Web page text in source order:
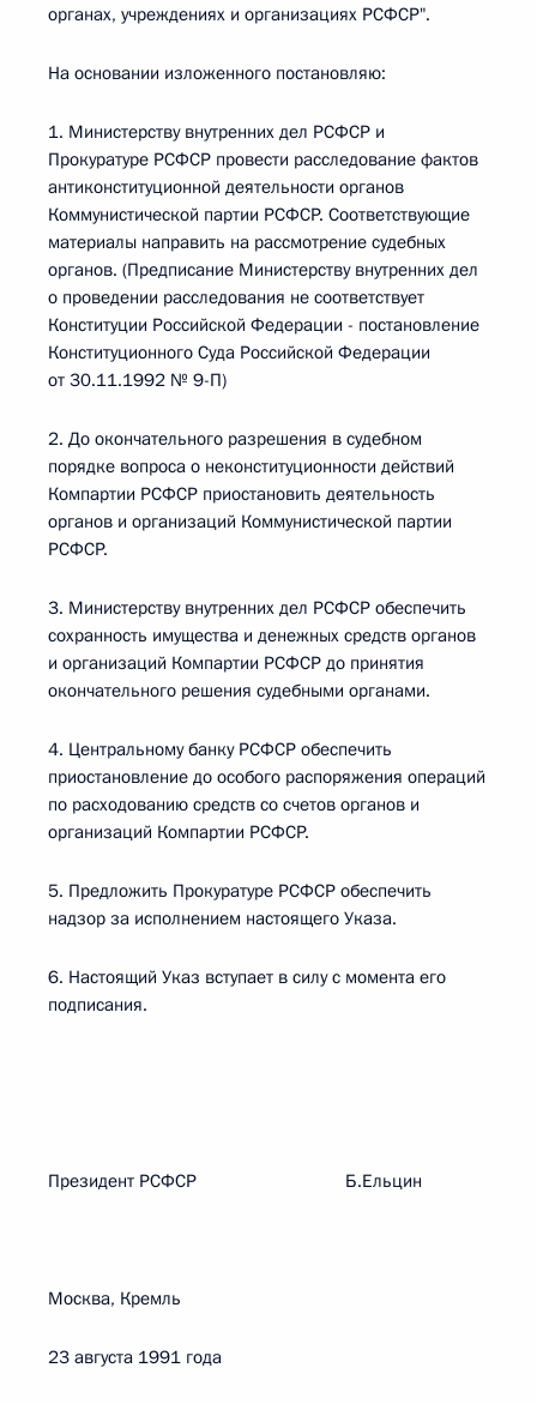
органах, учреждениях и организациях РСФСР".
На основании изложенного постановляю:
1. Министерству внутренних дел РСФСР и
Прокуратуре РСФСР провести расследование фактов
антиконституционной деятельности органов
Коммунистической партии РСФСР. Соответствующие
материалы направить на рассмотрение судебных
органов. (Предписание Министерству внутренних дел
о проведении расследования не соответствует
Конституции Российской Федерации - постановление
Конституционного Суда Российской Федерации
от 30.11.1992 № 9-П)
2. До окончательного разрешения в судебном
порядке вопроса о неконституционности действий
Компартии РСФСР приостановить деятельность
органов и организаций Коммунистической партии
РСФСР.
3. Министерству внутренних дел РСФСР обеспечить
сохранность имущества и денежных средств органов
и организаций Компартии РСФСР до принятия
окончательного решения судебными органами.
4. Центральному банку РСФСР обеспечить
приостановление до особого распоряжения операций
по расходованию средств со счетов органов и
организаций Компартии РСФСР.
5. Предложить Прокуратуре РСФСР обеспечить
надзор за исполнением настоящего Указа.
6. Настоящий Указ вступает в силу с момента его
подписания.
Президент РСФСР Б.Ельцин
Москва, Кремль
23 августа 1991 года